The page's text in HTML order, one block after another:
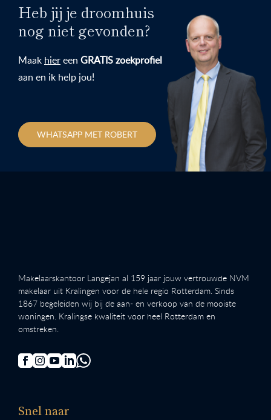
Heb jij je droomhuis
nog niet gevonden?
Maak hiereen GRATIS zoekprofiel
aan en ik help jou!
WHATSAPP MET ROBERT
Makelaarskantoor Langejan al 159 jaar jouw vertrouwde NVM
makelaar uit Kralingen voor de hele regio Rotterdam. Sinds
1867 begeleiden wij bij de aan- en verkoop van de mooiste
woningen. Kralingse kwaliteit voor heel Rotterdam en
omstreken.
Snel naar